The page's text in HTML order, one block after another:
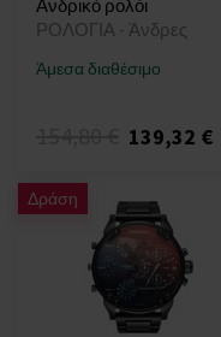
Ανδρικό ρολόι
ΡΟΛΟΓΙΑ - Άνδρες
Άμεσα διαθέσιμο
139,32 €
Δράση